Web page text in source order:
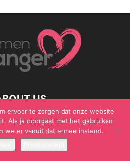
US
ervoor te zorgen dat onze website
Als je doorgaat met het gebruiken
we er vanuit dat ermee instemt.